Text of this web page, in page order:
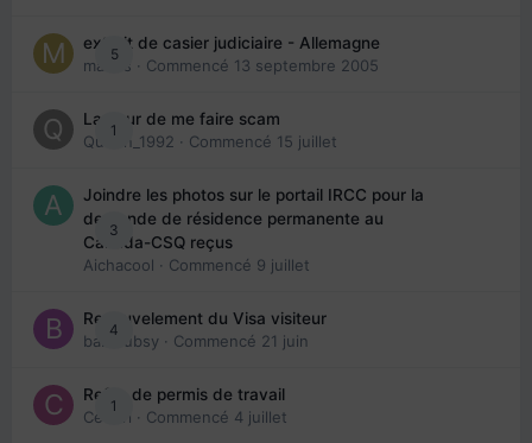
5
extrait de casier judiciaire - Allemagne
maries · Commencé 13 septembre 2005
1
La peur de me faire scam
Queen_1992 · Commencé 15 juillet
3
Joindre les photos sur le portail IRCC pour la
demande de résidence permanente au
Canada-CSQ reçus
Aichacool · Commencé 9 juillet
4
Renouvelement du Visa visiteur
babibubsy · Commencé 21 juin
1
Refus de permis de travail
Cedbri · Commencé 4 juillet